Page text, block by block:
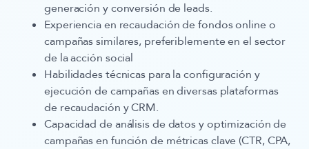
generación y conversión de leads.
Experiencia en recaudación de fondos online o
campañas similares, preferiblemente en el sector
de la acción social
Habilidades técnicas para laconfiguración y
ejecución de campañas en diversas plataformas
de recaudación y CRM.
Capacidad de análisis de datos y optimización de
campañasen función de métricas clave (CTR, CPA,